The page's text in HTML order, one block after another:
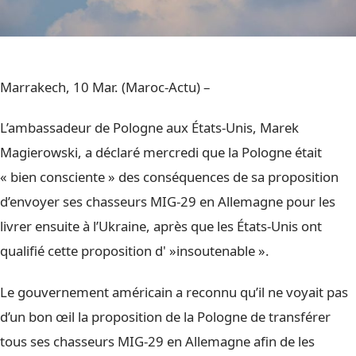
Marrakech, 10 Mar. (Maroc-Actu) –
L’ambassadeur de Pologne aux États-Unis, Marek
Magierowski, a déclaré mercredi que la Pologne était
« bien consciente » des conséquences de sa proposition
d’envoyer ses chasseurs MIG-29 en Allemagne pour les
livrer ensuite à l’Ukraine, après que les États-Unis ont
qualifié cette proposition d' »insoutenable ».
Le gouvernement américain a reconnu qu’il ne voyait pas
d’un bon œil la proposition de la Pologne de transférer
tous ses chasseurs MIG-29 en Allemagne afin de les